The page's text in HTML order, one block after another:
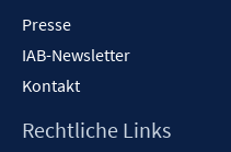
Presse
IAB-Newsletter
Kontakt
Rechtliche Links